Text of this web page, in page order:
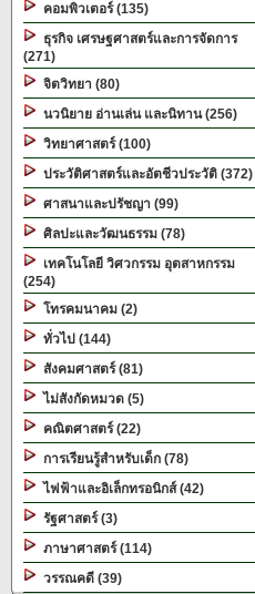
คอมพิวเตอร์ (135)
ธุรกิจ เศรษฐศาสตร์และการจัดการ
(271)
จิตวิทยา (80)
นวนิยาย อ่านเล่น และนิทาน (256)
วิทยาศาสตร์ (100)
ประวัติศาสตร์และอัตชีวประวัติ (372)
ศาสนาและปรัชญา (99)
ศิลปะและวัฒนธรรม (78)
เทคโนโลยี วิศวกรรม อุตสาหกรรม
(254)
โทรคมนาคม (2)
ทั่วไป (144)
สังคมศาสตร์ (81)
ไม่สังกัดหมวด (5)
คณิตศาสตร์ (22)
การเรียนรู้สำหรับเด็ก (78)
ไฟฟ้าและอิเล็กทรอนิกส์ (42)
รัฐศาสตร์ (3)
ภาษาศาสตร์ (114)
วรรณคดี (39)